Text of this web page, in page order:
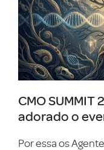
CMO
adorado o
Por essa os